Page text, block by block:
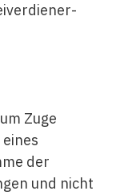
Zuge
der
und nicht